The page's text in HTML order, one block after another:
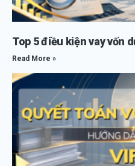
Top 5 điều kiện vay vốn
Read More »